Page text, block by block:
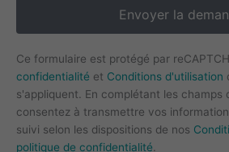
Envoyer la
Ce formulaire est protégé par
confidentialité et Conditions d'utilisation
s'appliquent. En complétant les champs
consentez à transmettre vos
suivi selon les dispositions de nos
politique de confidentialité